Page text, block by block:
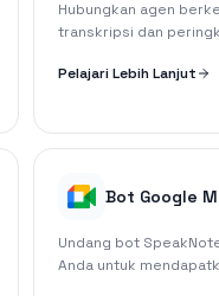
Hubungkan agen
transkripsi dan
Pelajari Lebih Lanjut
Bot Google
Undang bot
Anda untuk